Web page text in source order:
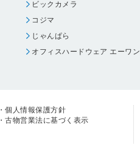
ビックカメラ
コジマ
じゃんぱら
オフィスハードウェア エーワン
・個人情報保護方針
・古物営業法に基づく表示